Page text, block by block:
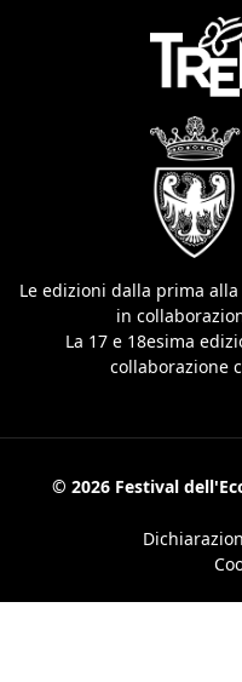
Le edizioni dalla prima
in
La 17 e 18esima
collaborazione
© 2026 Festival